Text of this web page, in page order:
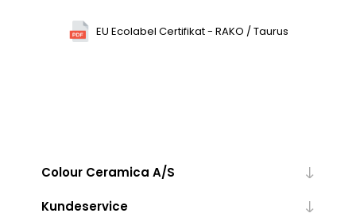
EU Ecolabel Certifikat - RAKO / Taurus
Colour Ceramica A/S
Kundeservice